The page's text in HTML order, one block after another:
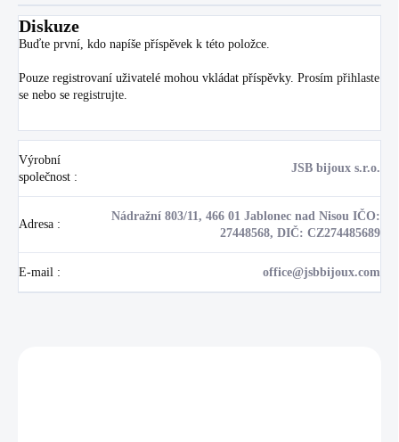
Diskuze
Buďte první, kdo napíše příspěvek k této položce.
Pouze registrovaní uživatelé mohou vkládat příspěvky. Prosím přihlaste
se nebo se registrujte
Výrobní
společnost :
JSB bijoux s.r.o.
Adresa :
Nádražní 803/11, 466 01 Jablonec nad Nisou IČO:
27448568, DIČ: CZ274485689
E-mail : office@jsbbijoux.com